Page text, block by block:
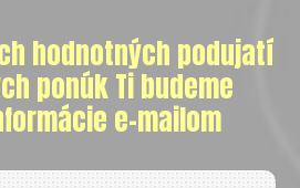
hodnotných podujatí
ponúk Ti budeme
e-mailom